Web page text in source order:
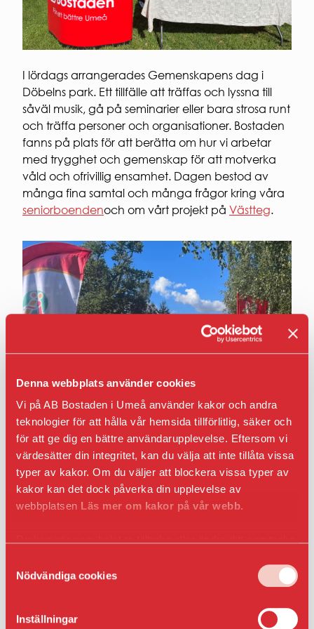
Denna webbplats använder cookies
Vi på AB Bostaden i Umeå använder kakor och andra
teknologier för att hålla vår hemsida tillförlitlig, säker och
för att ge dig en bättre användarupplevelse. Eftersom vi
värdesätter din integritet, kan du välja att inte tillåta vissa
typer av kakor. Om du väljer att blockera vissa typer av
kakor kan det dock påverka din upplevelse av
webbplatsen Läs mer om kakor på vår webb.
i webbläsaren.
Nödvändiga cookies
Inställningar
för
studentbostäder.
Ansök om
Laddning
av el-
hybridbil
parkeringsplats
KVARTERSVÄRDAR
KVARTERSRÅD
SÄKERHET
Brandsäkerhet
Elsäkerhet
Gårdssäkerhet
ARBETA
HOS
VÅR
Social
hållbarhet
Ekonomisk
hållbarhet
Ekologisk
hållbarhet
VI
FÖR
PRESS
Pressbilder
och
I lördags arrangerades Gemenskapens dag i
Döbelns park. Ett tillfälle att träffas och lyssna till
såväl musik, gå på seminarier eller bara strosa runt
och träffa personer och organisationer. Bostaden
fanns på plats för att berätta om hur vi arbetar
med trygghet och gemenskap för att motverka
våld och ofrivillig ensamhet. Dagen bestod av
många fina samtal och många frågor kring våra
seniorboendenoch om vårt projekt på Västteg.
Gemenskapens dag handlar om att Umeå ska
vara Gemenskapens stad genom att vara fritt
från våld och ofrivillig ensamhet. Målet var att
bland annat oss från Bostaden och
representanter från kyrkan, Vän i Umeå och Vi
Polisen berättade om